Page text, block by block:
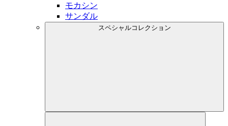
モカシン
サンダル
スペシャルコレクション